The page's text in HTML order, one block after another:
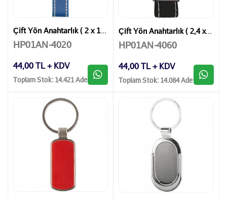
Çift Yön Anahtarlık ( 2 x 10,5 cm )
HP01AN-4020
44,00 TL + KDV
Toplam Stok: 14.421 Adet
Çift Yön Anahtarlık ( 2,4 x 8,7 cm )
HP01AN-4060
44,00 TL + KDV
Toplam Stok: 14.084 Adet